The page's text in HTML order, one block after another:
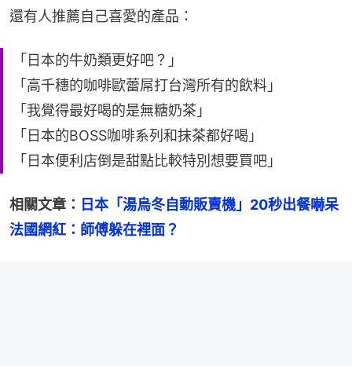
還有人推薦自己喜愛的產品：
「日本的牛奶類更好吧？」
「高千穗的咖啡歐蕾屌打台灣所有的飲料」
「我覺得最好喝的是無糖奶茶」
「日本的BOSS咖啡系列和抹茶都好喝」
「日本便利店倒是甜點比較特別想要買吧」
相關文章： 日本「湯烏冬自動販賣機」20秒出餐嚇呆
法國網紅：師傅躲在裡面？